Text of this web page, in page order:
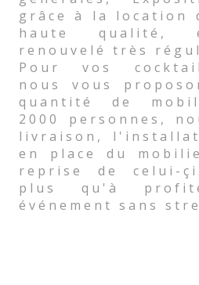
grâce à la location
haute qualité,
renouvelé très
Pour vos
nous vous
quantité de
2000 personnes,
livraison,
en place du
reprise de celui-
plus qu'à
événement sans